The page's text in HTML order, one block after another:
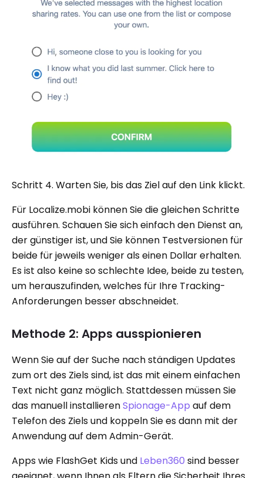
Schritt 4. Warten Sie, bis das Ziel auf den Link klickt.
Für Localize.mobi können Sie die gleichen Schritte
ausführen. Schauen Sie sich einfach den Dienst an,
der günstiger ist, und Sie können Testversionen für
beide für jeweils weniger als einen Dollar erhalten.
Es ist also keine so schlechte Idee, beide zu testen,
um herauszufinden, welches für Ihre Tracking-
Anforderungen besser abschneidet.
Methode 2: Apps ausspionieren
Wenn Sie auf der Suche nach ständigen Updates
zum ort des Ziels sind, ist das mit einem einfachen
Text nicht ganz möglich. Stattdessen müssen Sie
das manuell installierenSpionage-App auf dem
Telefon des Ziels und koppeln Sie es dann mit der
Anwendung auf dem Admin-Gerät.
Apps wie FlashGet Kids und Leben360 sind besser